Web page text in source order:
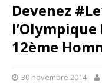
Devenez
12ème
30 novembre 2014